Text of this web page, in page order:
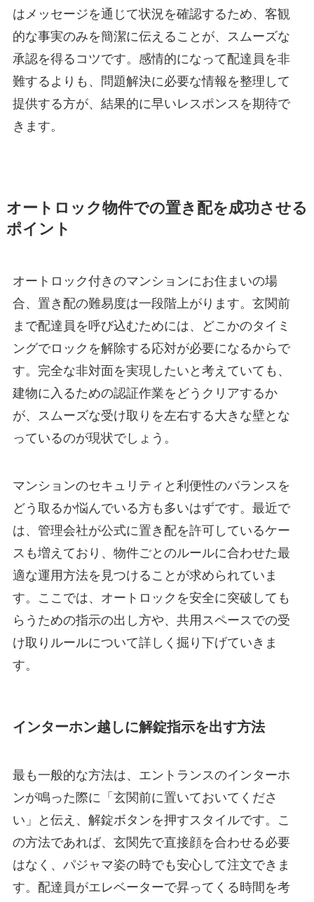
はメッセージを通じて状況を確認するため、客観
的な事実のみを簡潔に伝えることが、スムーズな
承認を得るコツです。感情的になって配達員を非
難するよりも、問題解決に必要な情報を整理して
提供する方が、結果的に早いレスポンスを期待で
きます。
オートロック物件での置き配を成功させる
ポイント
オートロック付きのマンションにお住まいの場
合、置き配の難易度は一段階上がります。玄関前
まで配達員を呼び込むためには、どこかのタイミ
ングでロックを解除する応対が必要になるからで
す。完全な非対面を実現したいと考えていても、
建物に入るための認証作業をどうクリアするか
が、スムーズな受け取りを左右する大きな壁とな
っているのが現状でしょう。
マンションのセキュリティと利便性のバランスを
どう取るか悩んでいる方も多いはずです。最近で
は、管理会社が公式に置き配を許可しているケー
スも増えており、物件ごとのルールに合わせた最
適な運用方法を見つけることが求められていま
す。ここでは、オートロックを安全に突破しても
らうための指示の出し方や、共用スペースでの受
け取りルールについて詳しく掘り下げていきま
す。
インターホン越しに解錠指示を出す方法
最も一般的な方法は、エントランスのインターホ
ンが鳴った際に「玄関前に置いておいてくださ
い」と伝え、解錠ボタンを押すスタイルです。こ
の方法であれば、玄関先で直接顔を合わせる必要
はなく、パジャマ姿の時でも安心して注文できま
す。配達員がエレベーターで昇ってくる時間を考